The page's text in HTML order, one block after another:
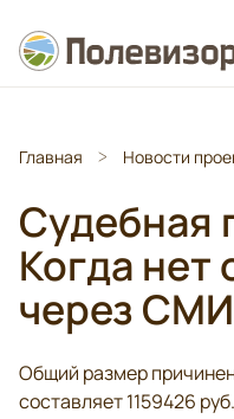
Главная Новости
Судебная
Когда
через СМИ
Общий размер
составляет 1159426